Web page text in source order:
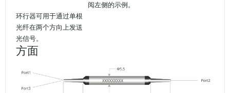
阅左侧的示例。
环行器可用于通过单根
光纤在两个方向上发送
光信号。
方面